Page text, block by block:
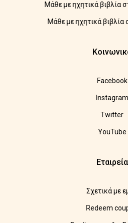
Μάθε με ηχητικά βιβλία
Μάθε με ηχητικά βιβλία
Facebook
Instagram
Twitter
YouTube
Εταιρεία
Σχετικά με
Redeem